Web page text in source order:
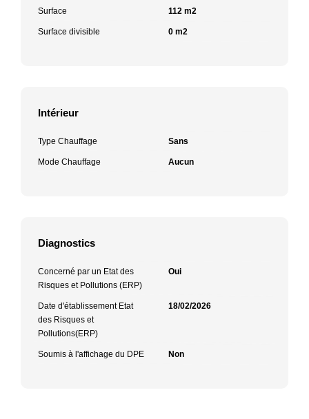
Surface 112 m2
Surface divisible 0 m2
Intérieur
Type Chauffage Sans
Mode Chauffage Aucun
Diagnostics
Concerné par un Etat des
Risques et Pollutions (ERP)
Oui
Date d'établissement Etat
des Risques et
Pollutions(ERP)
18/02/2026
Soumis à l'affichage du DPE Non